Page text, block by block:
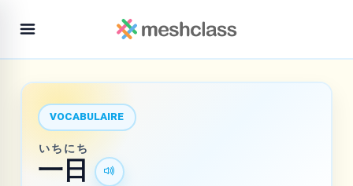
VOCABULAIRE
一日
いちにち